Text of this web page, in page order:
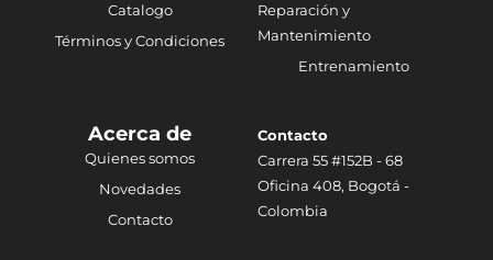
Catalogo
Términos y Condiciones
Reparación y
Mantenimiento
Entrenamiento
Acerca de
Quienes somos
Novedades
Contacto
Contacto
Carrera 55 #152B - 68
Oficina 408, Bogotá -
Colombia